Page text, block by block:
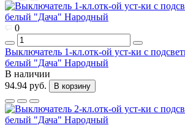
0
Выключатель 1-кл.отк-ой уст-ки с
белый "Дача" Народный
В наличии
94.94 руб.
В корзину